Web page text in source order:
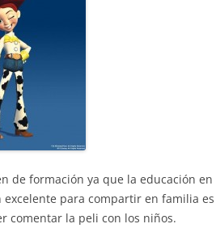
de formación ya que la educación en
para compartir en familia es
comentar la peli con los niños.